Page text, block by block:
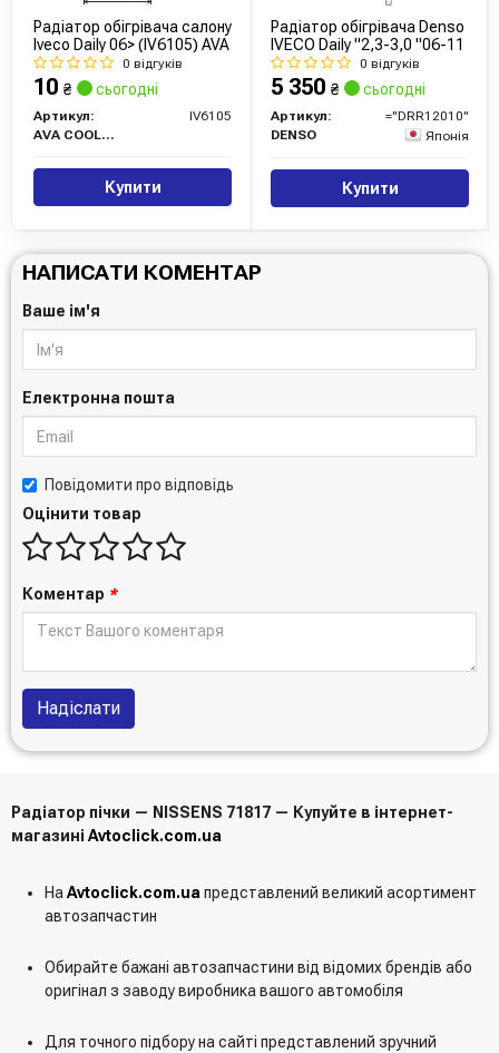
Радіатор обігрівача салону
Iveco Daily 06> (IV6105) AVA
0 відгуків
10 ₴ сьогодні
Артикул:
IV6105
AVA COOLING
Купити
Радіатор обігрівача Denso
IVECO Daily "2,3-3,0 "06-11
0 відгуків
5 350 ₴ сьогодні
Артикул:
="DRR12010"
DENSO
Японія
Купити
НАПИСАТИ КОМЕНТАР
Ваше ім'я
Електронна пошта
Повідомити про відповідь
Оцінити товар
Коментар *
Надіслати
Радіатор пічки — NISSENS 71817 — Купуйте в інтернет-
магазині Avtoclick.com.ua
На Avtoclick.com.ua представлений великий асортимент
автозапчастин
Обирайте бажані автозапчастини від відомих брендів або
оригінал з заводу виробника вашого автомобіля
Для точного підбору на сайті представлений зручний